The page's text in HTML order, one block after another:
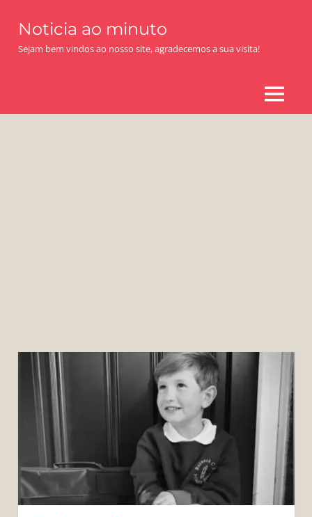
content
Noticia ao minuto
Sejam bem vindos ao nosso site, agradecemos a sua visita!
MENU